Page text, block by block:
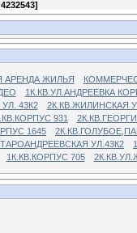
]
АРЕНДА ЖИЛЬЯ
1К.КВ.УЛ.АНДРЕЕВКА
43К2
2К.КВ.ЖИЛИНСКАЯ
931
1645
УЛ.43К2
1К.КВ.КОРПУС 705